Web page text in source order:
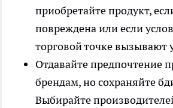
приобретайте продукт,
повреждена или если
торговой точке вызывают
Отдавайте предпочтение
брендам, но сохраняйте
Выбирайте